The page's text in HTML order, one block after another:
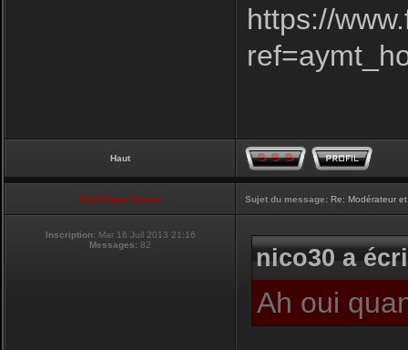
https://
Haut
Club Supra France Sujet du message: Re: Modérateur
Inscription: Mar 16 Juil 2013 21:16
Messages: 82 nico30 a
Ah oui